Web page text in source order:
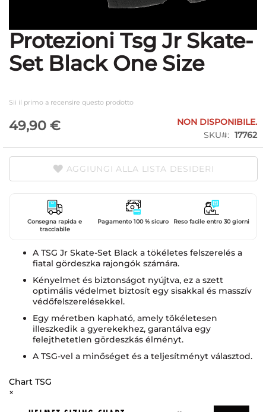
Vai
all'inizio
della
galleria
Protezioni Tsg Jr Skate-
Set Black One Size
Sii il primo a recensire questo prodotto
49,90 €
NON DISPONIBILE.
SKU
17762
AGGIUNGI ALLA LISTA DESIDERI
Consegna rapida e
tracciabile
Pagamento 100 % sicuro Reso facile entro 30 giorni
A TSG Jr Skate-Set Black a tökéletes felszerelés a
fiatal gördeszka rajongók számára.
Kényelmet és biztonságot nyújtva, ez a szett
optimális védelmet biztosít egy sisakkal és masszív
védőfelszerelésekkel.
Egy méretben kapható, amely tökéletesen
illeszkedik a gyerekekhez, garantálva egy
felejthetetlen gördeszkás élményt.
A TSG-vel a minőséget és a teljesítményt választod.
Chart TSG
×